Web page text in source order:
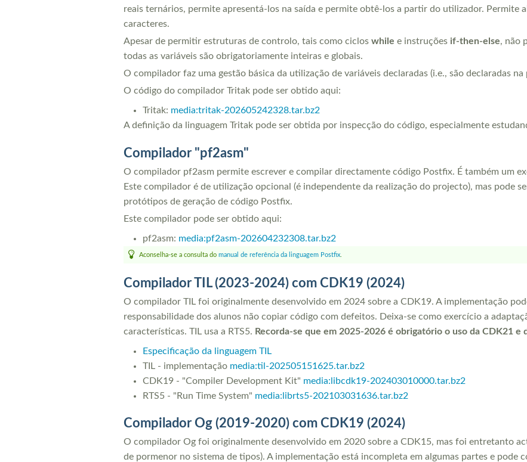
reais ternários, permite apresentá-los na saída e permite obtê-los a partir do utilizador. Permite
caracteres.
Apesar de permitir estruturas de controlo, tais como ciclos while e instruções if-then-else, não
todas as variáveis são obrigatoriamente inteiras e globais.
O compilador faz uma gestão básica da utilização de variáveis declaradas (i.e., são declaradas
O código do compilador Tritak pode ser obtido aqui:
Tritak: media:tritak-202605242328.tar.bz2
A definição da linguagem Tritak pode ser obtida por inspecção do código, especialmente
Compilador "pf2asm"
O compilador pf2asm permite escrever e compilar directamente código Postfix. É também um
Este compilador é de utilização opcional (é independente da realização do projecto), mas pode
protótipos de geração de código Postfix.
Este compilador pode ser obtido aqui:
pf2asm: media:pf2asm-202604232308.tar.bz2
Aconselha-se a consulta do manual de referência da linguagem Postfix
Compilador TIL (2023-2024) com CDK19 (2024)
O compilador TIL foi originalmente desenvolvido em 2024 sobre a CDK19. A implementação
responsabilidade dos alunos não copiar código com defeitos. Deixa-se como exercício a
características. TIL usa a RTS5. Recorda-se que em 2025-2026 é obrigatório o uso da CDK21 e
Especificação da linguagem TIL
TIL - implementação media:til-202505151625.tar.bz2
CDK19 - "Compiler Development Kit" media:libcdk19-202403010000.tar.bz2
RTS5 - "Run Time System" media:librts5-202103031636.tar.bz2
Compilador Og (2019-2020) com CDK19 (2024)
O compilador Og foi originalmente desenvolvido em 2020 sobre a CDK15, mas foi entretanto
de pormenor no sistema de tipos). A implementação está incompleta em algumas partes e pode